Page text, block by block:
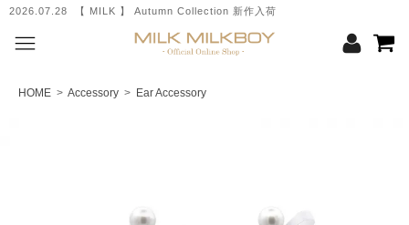
2026.07.28 【 MILK 】 Autumn Collection 新作入荷
HOME > Accessory > Ear Accessory